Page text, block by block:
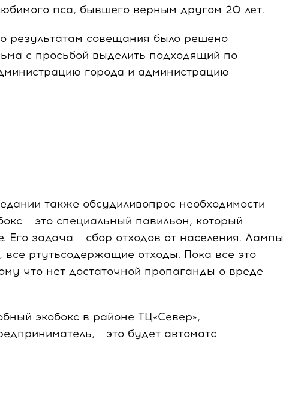
пса, бывшего верным другом 20 лет.
результатам совещания было решено
с просьбой выделить подходящий по
города и администрацию
также обсудиливопрос необходимости
– это специальный павильон, который
Его задача – сбор отходов от населения. Лампы
ртутьсодержащие отходы. Пока все это
что нет достаточной пропаганды о вреде
экобокс в районе ТЦ«Север», -
- это будет автоматс